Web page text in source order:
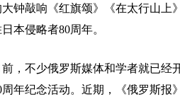
钟敲响《红旗颂》《在太行山上
本侵略者80周年。
不少俄罗斯媒体和学者就已经
年纪念活动。近期，《俄罗斯报